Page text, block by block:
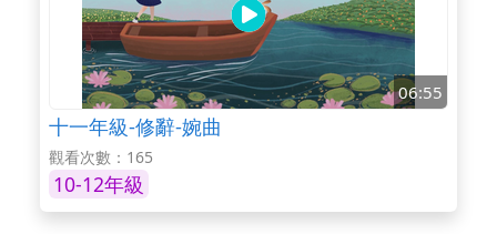
06:55
十一年級-修辭-婉曲
觀看次數：165
10-12年級